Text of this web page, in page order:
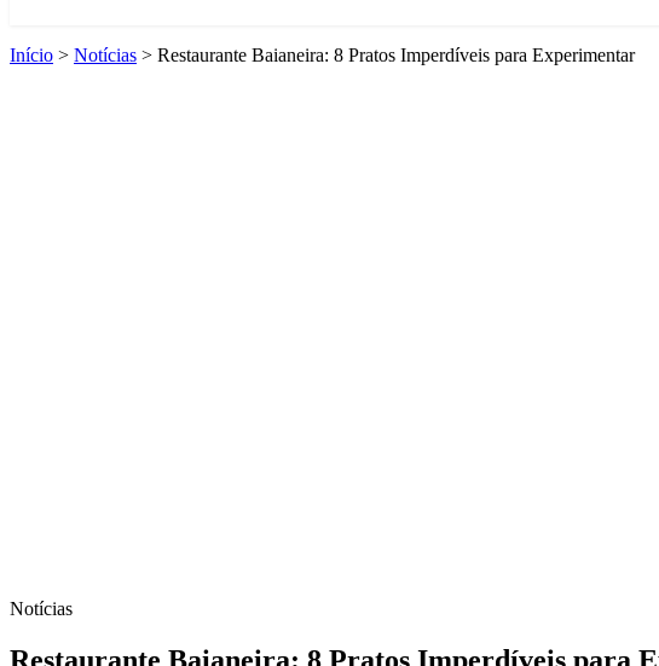
Início > Notícias > Restaurante Baianeira: 8 Pratos Imperdíveis para Experimentar
Notícias